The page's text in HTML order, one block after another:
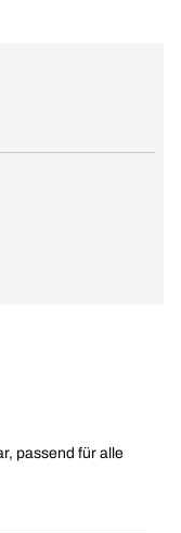
passend für alle